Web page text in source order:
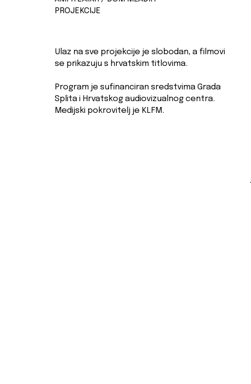
PROJEKCIJE
Ulaz na sve projekcije je slobodan, a filmovi
se prikazuju s hrvatskim titlovima.
Program je sufinanciran sredstvima Grada
Splita i Hrvatskog audiovizualnog centra.
Medijski pokrovitelj je KLFM.